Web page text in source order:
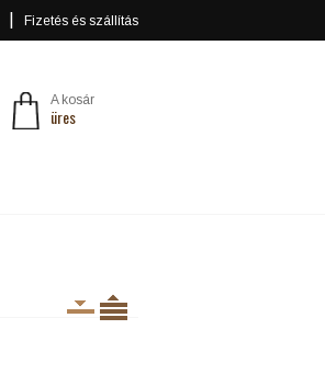
Fizetés és szállítás
A kosár
üres